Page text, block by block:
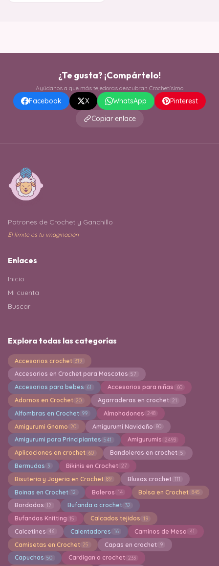
¿Te gusta? ¡Compártelo!
Ayúdanos a que más tejedoras descubran Crochetísimo
Facebook X WhatsApp
Pinterest
Copiar enlace
Patrones de Crochet y Ganchillo
El límite es tu imaginación
Enlaces
Inicio
Mi cuenta
Buscar
Explora todas las categorías
Accesorios crochet 319
Accesorios en Crochet para Mascotas 57
Accesorios para bebes 61 Accesorios para niñas 60
Adornos en Crochet 20 Agarraderas en crochet 21
Alfombras en Crochet 99 Almohadones 248
Amigurumi Gnomo 20 Amigurumi Navideño 80
Amigurumi para Principiantes 541 Amigurumis 2493
Aplicaciones en crochet 60 Bandoleras en crochet 5
Bermudas 3 Bikinis en Crochet 27
Bisuteria y Joyeria en Crochet 89 Blusas crochet 111
Boinas en Crochet 12 Boleros 14 Bolsa en Crochet 845
Bordados 12 Bufanda a crochet 32
Bufandas Knitting 15 Calcados tejidos 19
Calcetines 46 Calentadores 16 Caminos de Mesa 41
Camisetas en Crochet 25 Capas en crochet 9
Capuchas 50 Cardigan a crochet 233